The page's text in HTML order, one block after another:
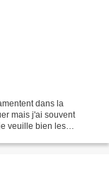
dans la
mais j'ai souvent
veuille bien les